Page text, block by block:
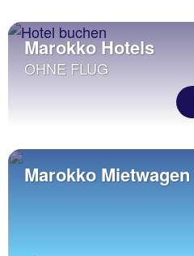
Marokko Hotels
OHNE FLUG
Marokko Mietwagen